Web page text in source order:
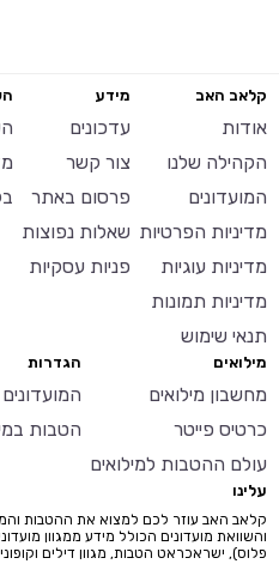
קלאב האב
אודות
הקהילה שלנו
המועדונים
מדיניות הפרטיות
מדיניות עוגיות
מדיניות תמונות
תנאי שימוש
מידע
עדכונים
צור קשר
פרסום באתר
שאלות נפוצות
פניות עסקיות
מילואים
מחשבון מילואים
כרטיס פייטר
עולם ההטבות למילואים
הגדרות
הטבות
עלינו
קלאב האב עוזר לכם למצוא את ההטבות
והשוואת מועדונים הכולל מידע ממגוון
פלוס), ישראכראט הטבות, מגוון דילים